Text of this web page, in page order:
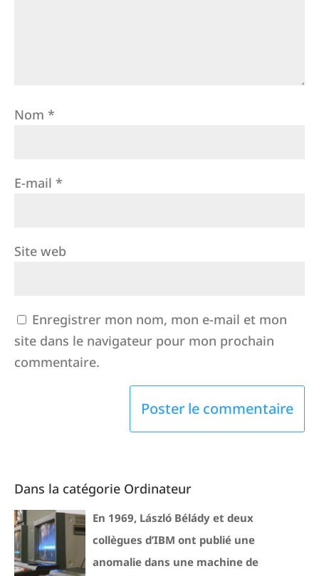
Nom *
E-mail *
Site web
Enregistrer mon nom, mon e-mail et mon
site dans le navigateur pour mon prochain
commentaire.
Dans la catégorie Ordinateur
En 1969, László Bélády et deux
collègues d’IBM ont publié une
anomalie dans une machine de